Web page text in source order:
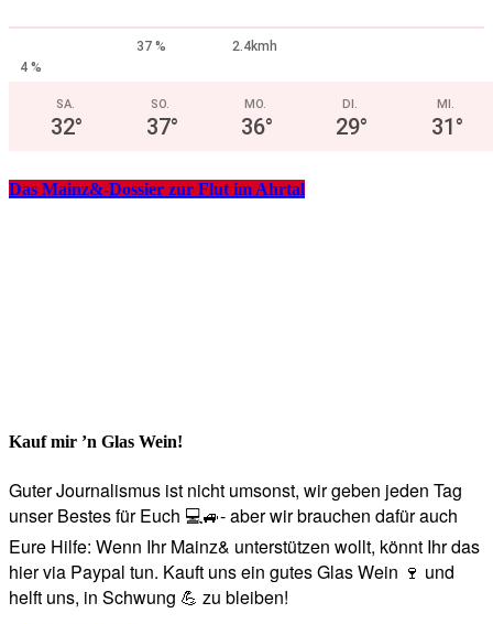
37 %
2.4kmh
4 %
SA.
32°
SO.
37°
MO.
36°
DI.
29°
MI.
31°
Das Mainz&-Dossier zur Flut im Ahrtal
Kauf mir ’n Glas Wein!
Guter Journalismus ist nicht umsonst, wir geben jeden Tag
unser Bestes für Euch 💻🚙- aber wir brauchen dafür auch
Eure Hilfe: Wenn Ihr Mainz& unterstützen wollt, könnt Ihr das
hier via Paypal tun. Kauft uns ein gutes Glas Wein 🍷 und
helft uns, in Schwung 💪 zu bleiben!